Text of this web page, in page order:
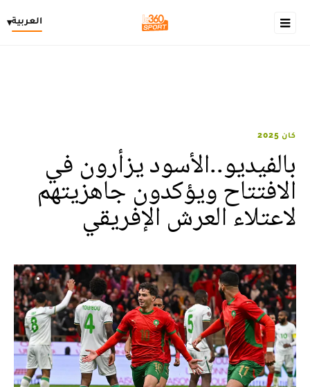
العربية▾
كان 2025
بالفيديو..الأسود يزأرون في
الافتتاح ويؤكدون جاهزيتهم
لاعتلاء العرش الإفريقي